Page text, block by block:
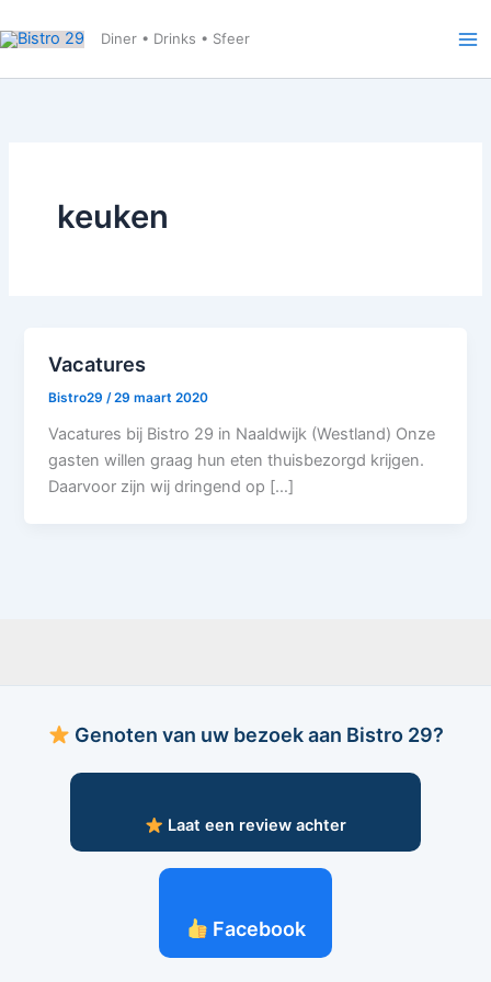
naar
Diner • Drinks • Sfeer
keuken
Vacatures
Bistro29/29 maart 2020
Vacatures bij Bistro 29 in Naaldwijk (Westland) Onze
gasten willen graag hun eten thuisbezorgd krijgen.
Daarvoor zijn wij dringend op […]
Genoten van uw bezoek aan Bistro 29?
Laat een review achter
Facebook